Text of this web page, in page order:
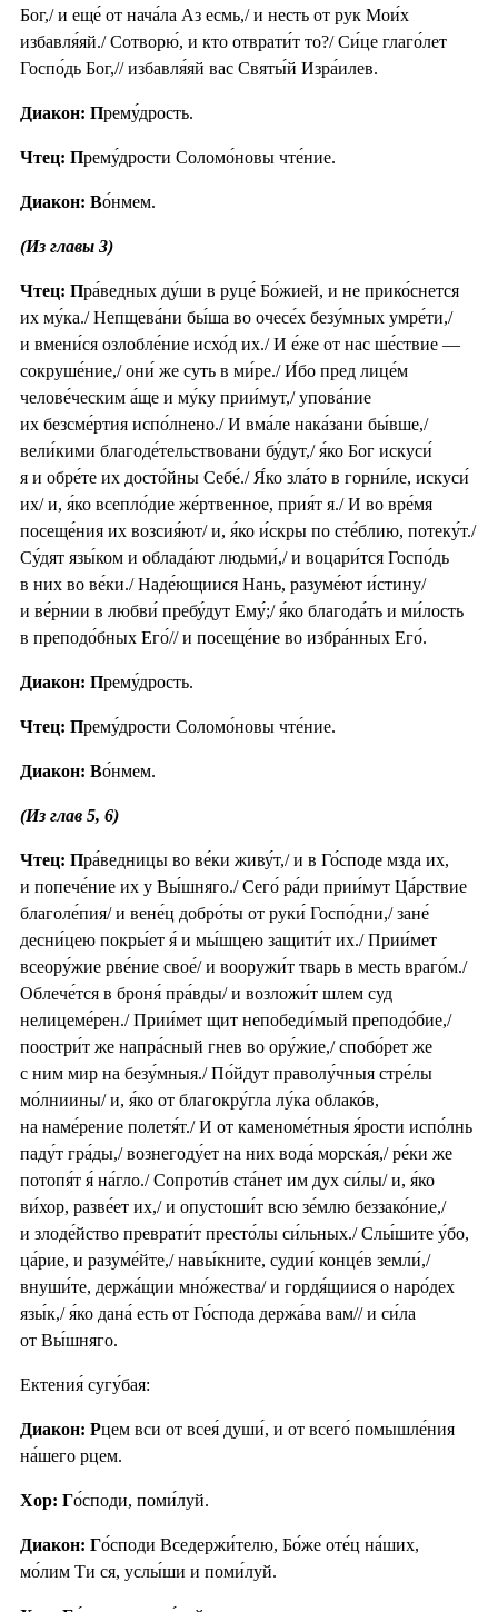
Бог,/ и еще́ от нача́ла Аз есмь,/ и несть от рук Мои́х
избавля́яй./ Сотворю́, и кто отврати́т то?/ Си́це глаго́лет
Госпо́дь Бог,// избавля́яй вас Святы́й Изра́илев.
Диакон: Прему́дрость.
Чтец: Прему́дрости Соломо́новы чте́ние.
Диакон: Во́нмем.
(Из главы 3)
Чтец: Пра́ведных ду́ши в руце́ Бо́жией, и не прико́снется
их му́ка./ Непщева́ни бы́ша во очесе́х безу́мных умре́ти,/
и вмени́ся озлобле́ние исхо́д их./ И е́же от нас ше́ствие —
сокруше́ние,/ они́ же суть в ми́ре./ И́бо пред лице́м
челове́ческим а́ще и му́ку прии́мут,/ упова́ние
их безсме́ртия испо́лнено./ И вма́ле нака́зани бы́вше,/
вели́кими благоде́тельствовани бу́дут,/ я́ко Бог искуси́
я и обре́те их досто́йны Себе́./ Я́ко зла́то в горни́ле, искуси́
их/ и, я́ко всепло́дие же́ртвенное, прия́т я./ И во вре́мя
посеще́ния их возсия́ют/ и, я́ко и́скры по сте́блию, потеку́т./
Су́дят язы́ком и облада́ют людьми́,/ и воцари́тся Госпо́дь
в них во ве́ки./ Наде́ющиися Нань, разуме́ют и́стину/
и ве́рнии в любви́ пребу́дут Ему́;/ я́ко благода́ть и ми́лость
в преподо́бных Его́// и посеще́ние во избра́нных Его́.
Диакон: Прему́дрость.
Чтец: Прему́дрости Соломо́новы чте́ние.
Диакон: Во́нмем.
(Из глав 5, 6)
Чтец: Пра́ведницы во ве́ки живу́т,/ и в Го́споде мзда их,
и попече́ние их у Вы́шняго./ Сего́ ра́ди прии́мут Ца́рствие
благоле́пия/ и вене́ц добро́ты от руки́ Госпо́дни,/ зане́
десни́цею покры́ет я́ и мы́шцею защити́т их./ Прии́мет
всеору́жие рве́ние свое́/ и вооружи́т тварь в месть враго́м./
Облече́тся в броня́ пра́вды/ и возложи́т шлем суд
нелицеме́рен./ Прии́мет щит непобеди́мый преподо́бие,/
поостри́т же напра́сный гнев во ору́жие,/ спобо́рет же
с ним мир на безу́мныя./ По́йдут праволу́чныя стре́лы
мо́лниины/ и, я́ко от благокру́гла лу́ка облако́в,
на наме́рение полетя́т./ И от каменоме́тныя я́рости испо́лнь
паду́т гра́ды,/ вознегоду́ет на них вода́ морска́я,/ ре́ки же
потопя́т я́ на́гло./ Сопроти́в ста́нет им дух си́лы/ и, я́ко
ви́хор, разве́ет их,/ и опустоши́т всю зе́млю беззако́ние,/
и злоде́йство преврати́т престо́лы си́льных./ Слы́шите у́бо,
ца́рие, и разуме́йте,/ навы́кните, судии́ конце́в земли́,/
внуши́те, держа́щии мно́жества/ и гордя́щиися о наро́дех
язы́к,/ я́ко дана́ есть от Го́спода держа́ва вам// и си́ла
от Вы́шняго.
Ектения́ сугу́бая:
Диакон: Рцем вси от всея́ души́, и от всего́ помышле́ния
на́шего рцем.
Хор: Го́споди, поми́луй.
Диакон: Го́споди Вседержи́телю, Бо́же оте́ц на́ших,
мо́лим Ти ся, услы́ши и поми́луй.